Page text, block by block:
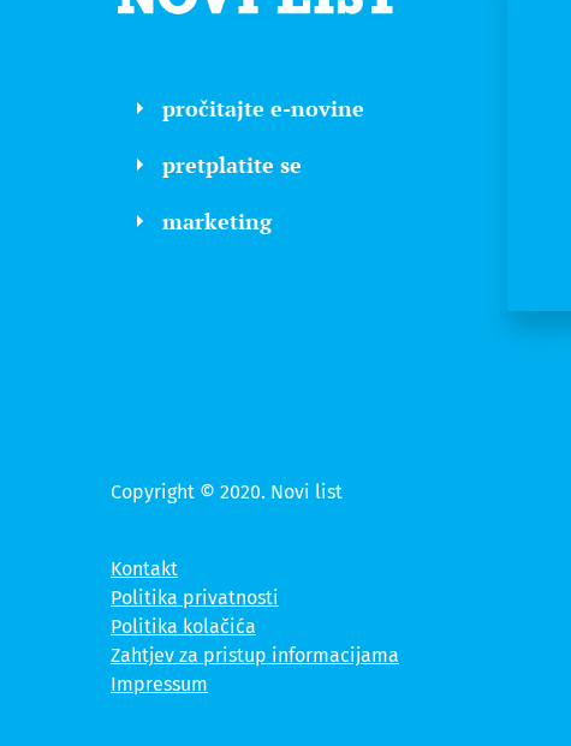
pročitajte e-novine
pretplatite se
marketing
Copyright © 2020. Novi list
Kontakt
Politika privatnosti
Politika kolačića
Zahtjev za pristup informacijama
Impressum